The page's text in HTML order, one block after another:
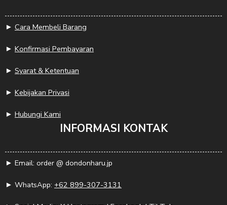
► Cara Membeli Barang
► Konfirmasi Pembayaran
► Syarat & Ketentuan
► Kebijakan Privasi
► Hubungi Kami
INFORMASI KONTAK
► Email: order @ dondonharu.jp
► WhatsApp: +62 899-307-3131